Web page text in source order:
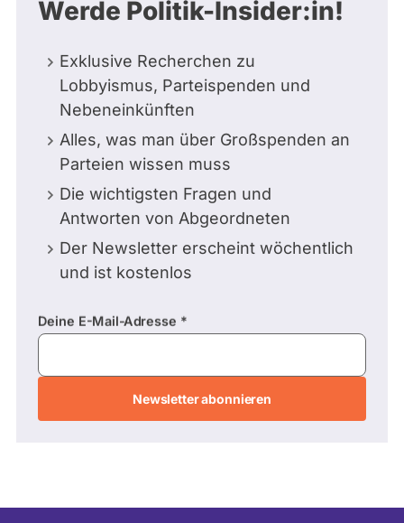
Werde Politik-Insider:in!
Exklusive Recherchen zu
Lobbyismus, Parteispenden und
Nebeneinkünften
Alles, was man über Großspenden an
Parteien wissen muss
Die wichtigsten Fragen und
Antworten von Abgeordneten
Der Newsletter erscheint wöchentlich
und ist kostenlos
E-
Mail-
Deine E-Mail-Adresse